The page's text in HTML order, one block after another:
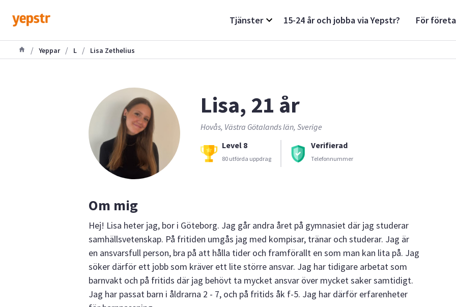
Tjänster 15-24 år och jobba via Yepstr? För
/ Yeppar / L / Lisa Zethelius
Lisa, 21 år
Hovås, Västra Götalands län, Sverige
Level 8
80 utförda uppdrag
Verifierad
Telefonnummer
Om mig
Hej! Lisa heter jag, bor i Göteborg. Jag går andra året på gymnasiet där jag studerar
samhällsvetenskap. På fritiden umgås jag med kompisar, tränar och studerar. Jag är
en ansvarsfull person, bra på att hålla tider och framförallt en som man kan lita på. Jag
söker därför ett jobb som kräver ett lite större ansvar. Jag har tidigare arbetat som
barnvakt och på fritids där jag behövt ta mycket ansvar över mycket saker samtidigt.
Jag har passat barn i åldrarna 2 - 7, och på fritids åk f-5. Jag har därför erfarenheter